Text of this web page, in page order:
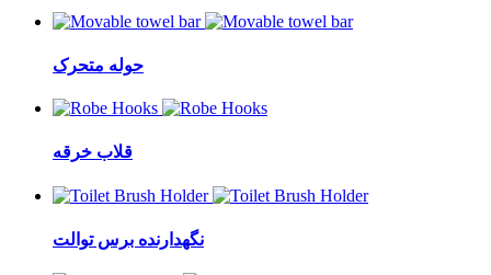
حوله متحرک
قلاب خرقه
نگهدارنده برس توالت